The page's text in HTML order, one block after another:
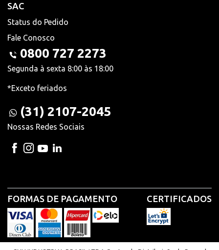
SAC
Status do Pedido
Fale Conosco
0800 727 2273
Segunda à sexta 8:00 às 18:00
*Exceto feriados
(31) 2107-2045
Nossas Redes Sociais
FORMAS DE PAGAMENTO CERTIFICADOS